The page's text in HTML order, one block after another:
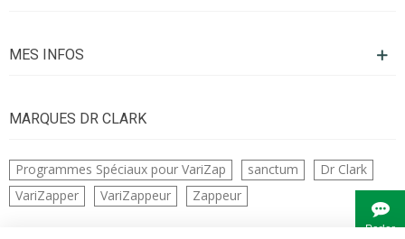
MES INFOS
MARQUES DR CLARK
Programmes Spéciaux pour VariZap sanctum
Dr Clark
VariZapper
VariZappeur Zappeur
Parler